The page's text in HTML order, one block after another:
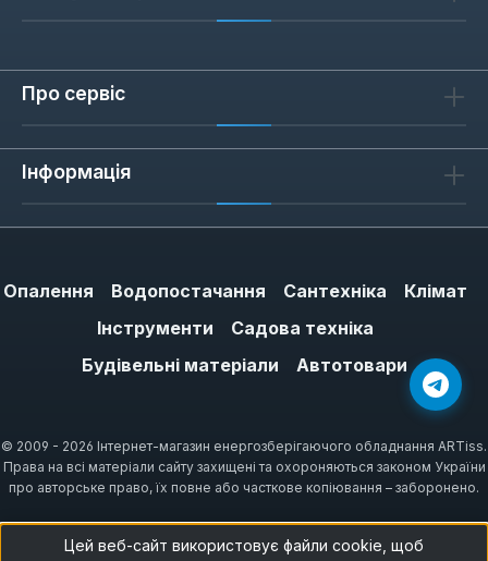
Про сервіс
Інформація
Опалення Водопостачання Сантехніка
Клімат
Інструменти
Садова техніка
Будівельні матеріали
Автотовари
© 2009 - 2026 Інтернет-магазин енергозберігаючого обладнання ARTiss.
Права на всі матеріали сайту захищені та охороняються законом України
про авторське право, їх повне або часткове копіювання – заборонено.
Цей веб-сайт використовує файли cookie, щоб